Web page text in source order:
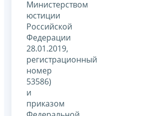
Министерством
юстиции
Российской
Федерации
28.01.2019,
регистрационный
номер
53586)
и
приказом